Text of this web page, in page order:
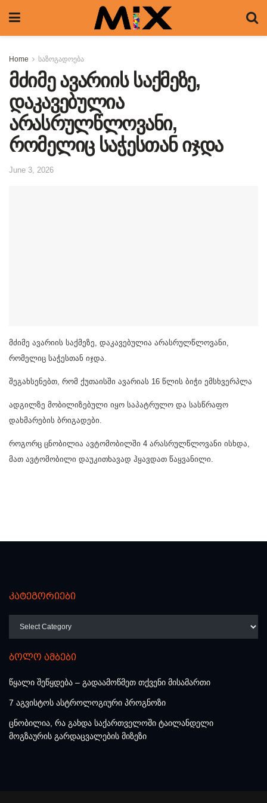
Home საზოგადოება
მძიმე ავარიის საქმეზე,
დაკავებულია
არასრულწლოვანი,
რომელიც საჭესთან იჯდა
June 3, 2026
მძიმე ავარიის საქმეზე, დაკავებულია არასრულწლოვანი,
რომელიც საჭესთან იჯდა.
შეგახსენებთ, რომ ქუთაისში ავარიას 16 წლის ბიჭი ემსხვერპლა
ადგილზე მობილიზებული იყო საპატრულო და სასწრაფო
დახმარების ბრიგადები.
როგორც ცნობილია ავტომობილში 4 არასრულწლოვანი ისხდა,
მათ ავტომობილი დაუკითხავად ჰყავდათ წაყვანილი.
კატეგორიები
ბოლო ამბები
წყალი შეწყდება – გადაამოწმეთ თქვენი მისამართი
7 აგვისტოს ასტროლოგიური პროგნოზი
ცნობილია, რა გახდა საქართველოში ტაილანდელი
მოგზაურის გარდაცვალების მიზეზი